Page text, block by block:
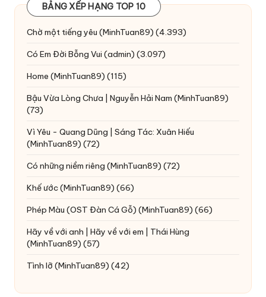
BẢNG XẾP HẠNG TOP 10
Chờ một tiếng yêu (MinhTuan89) (4.393)
Có Em Đời Bỗng Vui (admin) (3.097)
Home (MinhTuan89) (115)
Bậu Vừa Lòng Chưa | Nguyễn Hải Nam (MinhTuan89)
(73)
Vì Yêu - Quang Dũng | Sáng Tác: Xuân Hiếu
(MinhTuan89) (72)
Có những niềm riêng (MinhTuan89) (72)
Khế ước(MinhTuan89) (66)
Phép Màu (OST Đàn Cá Gỗ) (MinhTuan89) (66)
Hãy về với anh | Hãy về với em | Thái Hùng
(MinhTuan89) (57)
Tình lỡ (MinhTuan89) (42)